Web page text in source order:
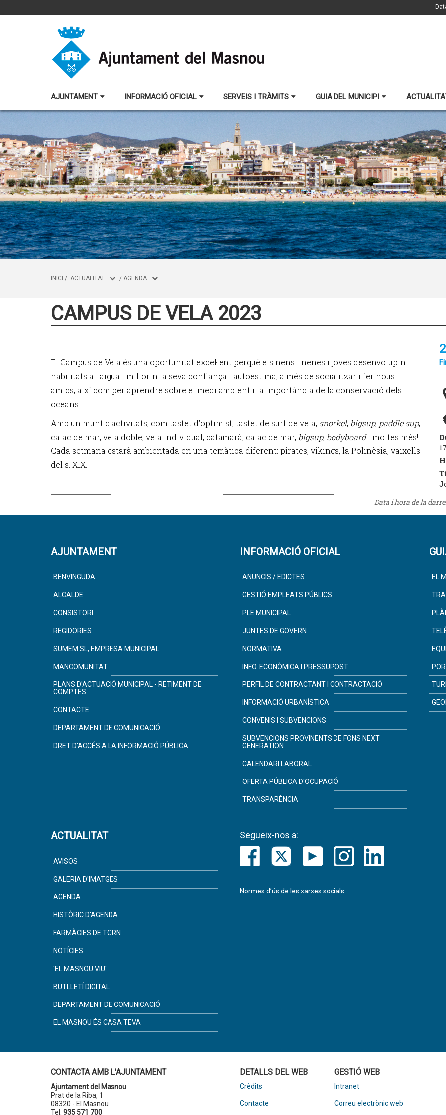
AJUNTAMENT INFORMACIÓ OFICIAL SERVEIS I TRÀMITS GUIA DEL MUNICIPI
INICI / ACTUALITAT / AGENDA
CAMPUS DE VELA 2023
El Campus de Vela és una oportunitat excel·lent perquè els nens i nenes i joves desenvolupin
habilitats a l'aigua i millorin la seva confiança i autoestima, a més de socialitzar i fer nous
amics, així com per aprendre sobre el medi ambient i la importància de la conservació dels
oceans.
Amb un munt d'activitats, com tastet d'optimist, tastet de surf de vela, snorkel, bigsup, paddle sup,
caiac de mar, vela doble, vela individual, catamarà, caiac de mar, bigsup, bodyboardi moltes més!
Cada setmana estarà ambientada en una temàtica diferent: pirates, vikings, la Polinèsia, vaixells
del s. XIX.
Data i hora de la
AJUNTAMENT
BENVINGUDA
ALCALDE
CONSISTORI
REGIDORIES
SUMEM SL, EMPRESA MUNICIPAL
MANCOMUNITAT
PLANS D'ACTUACIÓ MUNICIPAL - RETIMENT DE
COMPTES
CONTACTE
DEPARTAMENT DE COMUNICACIÓ
DRET D'ACCÉS A LA INFORMACIÓ PÚBLICA
INFORMACIÓ OFICIAL
ANUNCIS / EDICTES
GESTIÓ EMPLEATS PÚBLICS
PLE MUNICIPAL
JUNTES DE GOVERN
NORMATIVA
INFO. ECONÒMICA I PRESSUPOST
PERFIL DE CONTRACTANT I CONTRACTACIÓ
INFORMACIÓ URBANÍSTICA
CONVENIS I SUBVENCIONS
SUBVENCIONS PROVINENTS DE FONS NEXT
GENERATION
CALENDARI LABORAL
OFERTA PÚBLICA D'OCUPACIÓ
TRANSPARÈNCIA
EL
ACTUALITAT
AVISOS
GALERIA D'IMATGES
AGENDA
HISTÒRIC D'AGENDA
FARMÀCIES DE TORN
NOTÍCIES
'EL MASNOU VIU'
BUTLLETÍ DIGITAL
DEPARTAMENT DE COMUNICACIÓ
EL MASNOU ÉS CASA TEVA
Segueix-nos a:
Normes d’ús de les xarxes socials
CONTACTA AMB L'AJUNTAMENT
Ajuntament del Masnou
Prat de la Riba, 1
08320 - El Masnou
Tel. 935 571 700
DETALLS DEL WEB
Crèdits
Contacte
GESTIÓ WEB
Intranet
Correu electrònic web